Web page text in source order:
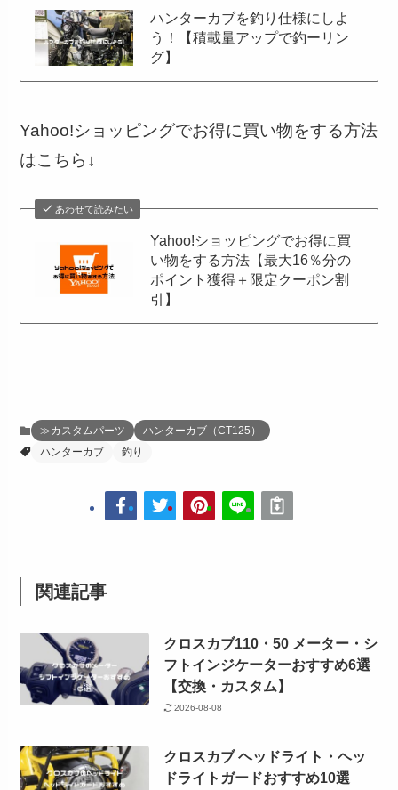
ハンターカブを釣り仕様にしよ
う！【積載量アップで釣ーリン
グ】
Yahoo!ショッピングでお得に買い物をする方法
はこちら↓
あわせて読みたい
Yahoo!ショッピングでお得に買
い物をする方法【最大16％分の
ポイント獲得＋限定クーポン割
引】
≫カスタムパーツ
ハンターカブ（CT125）
ハンターカブ
釣り
関連記事
クロスカブ110・50 メーター・シ
フトインジケーターおすすめ6選
【交換・カスタム】
2026-08-08
クロスカブ ヘッドライト・ヘッ
ドライトガードおすすめ10選